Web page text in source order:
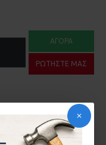
ΑΓΟΡΆ
ΡΩΤΉΣΤΕ ΜΑΣ